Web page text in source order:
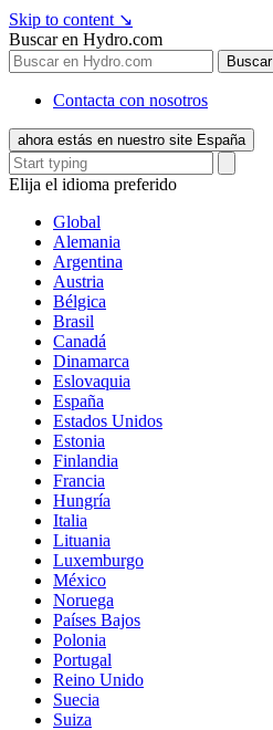
Skip to content ↘
Buscar en Hydro.com
Buscar
Contacta con nosotros
ahora estás en nuestro site España
Elija el idioma preferido
Global
Alemania
Argentina
Austria
Bélgica
Brasil
Canadá
Dinamarca
Eslovaquia
España
Estados Unidos
Estonia
Finlandia
Francia
Hungría
Italia
Lituania
Luxemburgo
México
Noruega
Países Bajos
Polonia
Portugal
Reino Unido
Suecia
Suiza